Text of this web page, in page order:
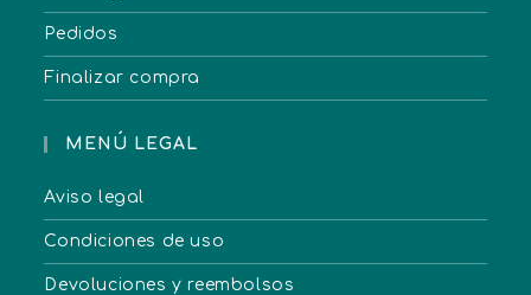
Pedidos
Finalizar compra
MENÚ LEGAL
Aviso legal
Condiciones de uso
Devoluciones y reembolsos